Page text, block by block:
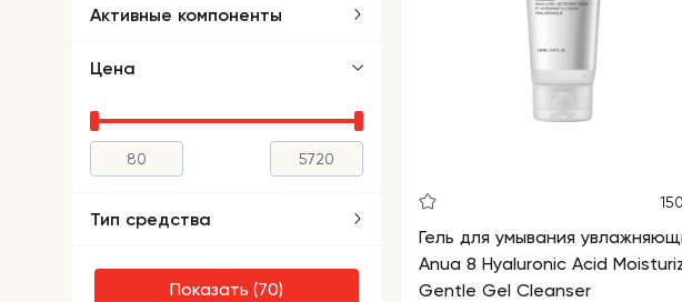
Гель для умывания
Anua 8 Hyaluronic Acid
Gentle Gel Cleanser
Активные компоненты
Цена
Тип средства
Показать